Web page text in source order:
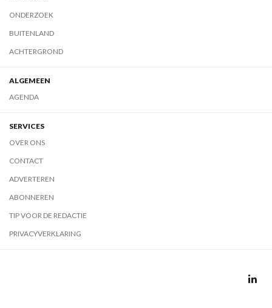
ONDERZOEK
BUITENLAND
ACHTERGROND
ALGEMEEN
AGENDA
SERVICES
OVER ONS
CONTACT
ADVERTEREN
ABONNEREN
TIP VOOR DE REDACTIE
PRIVACYVERKLARING